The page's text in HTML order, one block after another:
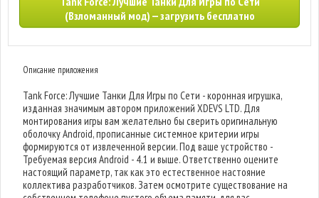
(Взломанный мод) — загрузить бесплатно
Описание приложения
Tank Force: Лучшие Танки Для Игры по Сети - коронная игрушка,
изданная значимым автором приложений XDEVS LTD. Для
монтирования игры вам желательно бы сверить оригинальную
оболочку Android, прописанные системное критерии игры
формируются от извлеченной версии. Под ваше устройство -
Требуемая версия Android - 4.1 и выше. Ответственно оцените
настоящий параметр, так как это естественное настояние
коллектива разработчиков. Затем осмотрите существование на